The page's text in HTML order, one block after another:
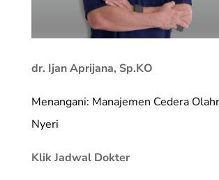
dr. Ijan Aprijana, Sp.KO
Menangani: Manajemen Cedera
Nyeri
Klik Jadwal Dokter